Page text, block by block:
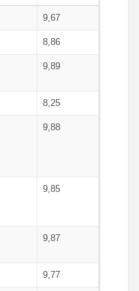
9,67
8,86
9,89
8,25
9,88
9,85
9,87
9,77